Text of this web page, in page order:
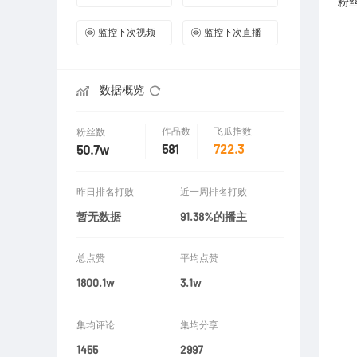
监控下次视频 监控下次直播
数据概览
粉丝数
50.7w
作品数
581
飞瓜指数
722.3
昨日排名打败
暂无数据
近一周排名打败
91.38%的播主
总点赞
1800.1w
平均点赞
3.1w
集均评论
1455
集均分享
2997